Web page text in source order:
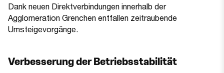
Dank neuen Direktverbindungen innerhalb der
Agglomeration Grenchen entfallen zeitraubende
Umsteigevorgänge.
Verbesserung der Betriebsstabilität